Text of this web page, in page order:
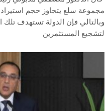
وبالتالي فإن الدولة تستهدف تلك
لتشجيع المستثمرين